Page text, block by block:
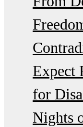
Expect
for
Nights